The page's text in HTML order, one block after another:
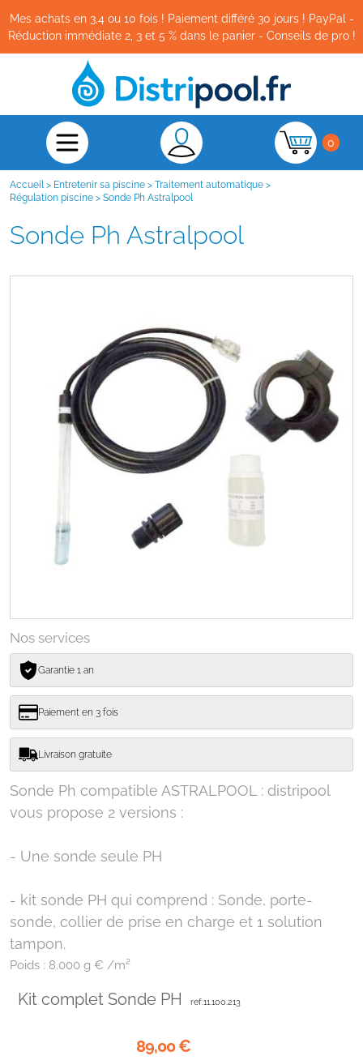
Mes achats en 3,4 ou 10 fois ! Paiement différé 30 jours ! PayPal -
Réduction immédiate 2, 3 et 5 % dans le panier - Conseils de pro !
0
Accueil > Entretenir sa piscine > Traitement automatique >
Régulation piscine > Sonde Ph Astralpool
Sonde Ph Astralpool
Nos services
Garantie 1 an
Paiement en 3 fois
Livraison gratuite
Sonde Ph compatible ASTRALPOOL : distripool
vous propose 2 versions :
- Une sonde seule PH
- kit sonde PH qui comprend : Sonde, porte-
sonde, collier de prise en charge et 1 solution
tampon.
Poids : 8.000 g € /m²
Kit complet Sonde PH ref:11.100.213
89,00€